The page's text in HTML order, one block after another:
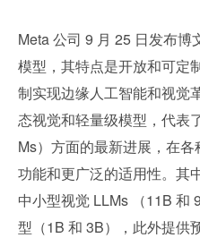
Meta 公司 9 月 25 日发布
模型，其特点是开放和可定
制实现边缘人工智能和视觉
态视觉和轻量级模型，代表
Ms）方面的最新进展，在
功能和更广泛的适用性。其
中小型视觉 LLMs （11B 和
型（1B 和 3B），此外提供